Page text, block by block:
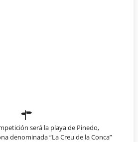
será la playa de Pinedo,
denominada “La Creu de la Conca”